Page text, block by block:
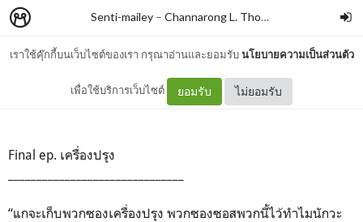
เราใช้คุ๊กกี้บนเว็บไซต์ของเรา กรุณาอ่านและยอมรับนโยบายความเป็นส่วนตัว
เพื่อใช้บริการเว็บไซต์ ยอมรับ ไม่ยอมรับ
Senti-mailey – Channarong L. Thongchan
เครื่องปรุง
Final ep. เครื่องปรุง
“แกจะเก็บพวกซองเครื่องปรุง พวกซองซอสพวกนี้ไว้ทำไมนักวะ